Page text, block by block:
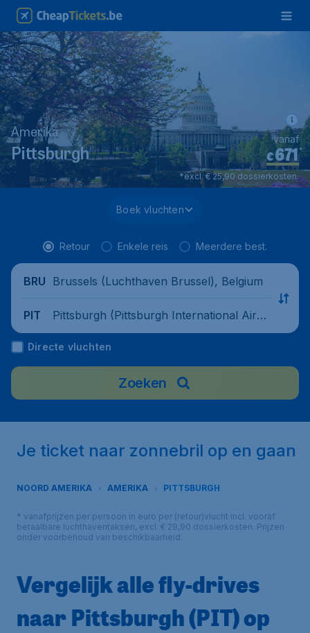
Amerika
Pittsburgh €671*
vanaf
*excl. € 25,90 dossierkosten.
Boek vluchten
Retour Enkele reis Meerdere best.
BRU Brussels (Luchthaven Brussel), Belgium
PIT
Pittsburgh (Pittsburgh International Airp
ort), United States
Directe vluchten
Zoeken
Je ticket naar zonnebril op en gaan
NOORD AMERIKA AMERIKA PITTSBURGH
* vanafprijzen per persoon in euro per (retour)vlucht incl. vooraf
betaalbare luchthaventaksen, excl. € 29,90 dossierkosten. Prijzen
onder voorbehoud van beschikbaarheid.
Vergelijk alle fly-drives
naar Pittsburgh (PIT) op